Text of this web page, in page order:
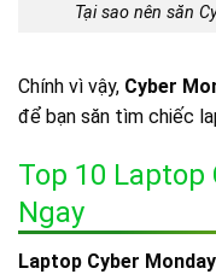
Tại sao nên săn
Chính vì vậy, Cyber
để bạn săn tìm chiếc
Top 10 Laptop
Ngay
Laptop Cyber